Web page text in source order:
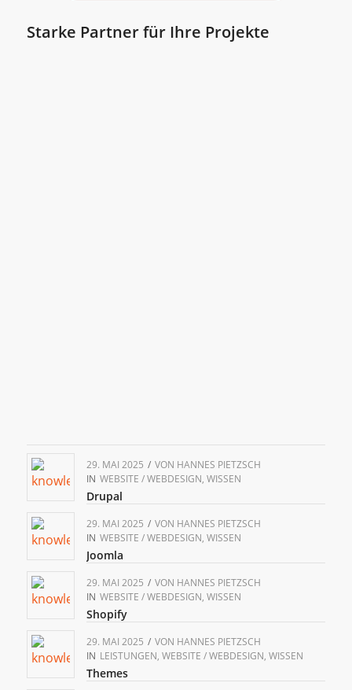
Starke Partner für Ihre Projekte
29. MAI 2025 / VON HANNES PIETZSCH
IN WEBSITE / WEBDESIGN, WISSEN
Drupal
29. MAI 2025 / VON HANNES PIETZSCH
IN WEBSITE / WEBDESIGN, WISSEN
Joomla
29. MAI 2025 / VON HANNES PIETZSCH
IN WEBSITE / WEBDESIGN, WISSEN
Shopify
29. MAI 2025 / VON HANNES PIETZSCH
IN LEISTUNGEN, WEBSITE / WEBDESIGN, WISSEN
Themes